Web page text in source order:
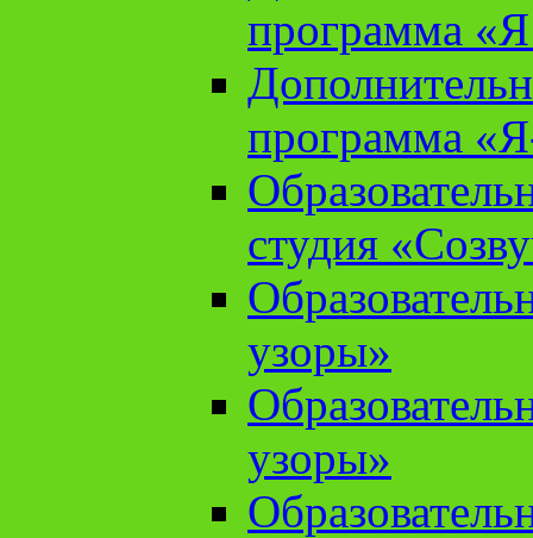
программа «Я
программа
студия
узоры»
узоры»